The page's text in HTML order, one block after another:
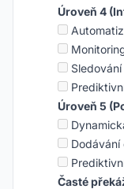
Úroveň 4
Úroveň 5
Časté